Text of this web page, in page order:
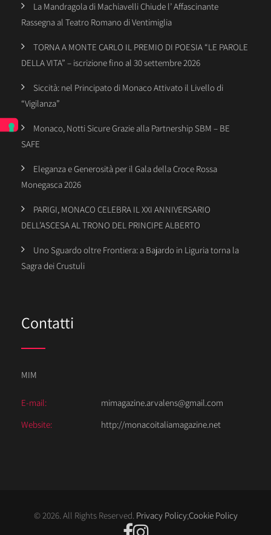
La Mandragola di Machiavelli Chiude l’ Affascinante
Rassegna al Teatro Romano di Ventimiglia
TORNA A MONTE CARLO IL PREMIO DI POESIA “LE PAROLE
DELLA VITA” – iscrizione fino al 30 settembre 2026
Siccità: nel Principato di Monaco Attivato il Livello di
“Vigilanza”
Monaco, Notti Sicure Grazie alla Partnership SBM – BE
SAFE
Eleganza e Generosità per il Gala della Croce Rossa
Monegasca 2026
PARIGI, MONACO CELEBRA IL XXI ANNIVERSARIO
DELL’ASCESA AL TRONO DEL PRINCIPE ALBERTO
Uno Sguardo oltre Frontiera: a Bajardo in Liguria torna la
Sagra dei Crustuli
Contatti
MIM
E-mail:
mimagazine.arvalens@gmail.com
Website:
http://monacoitaliamagazine.net
© 2026. All Rights Reserved. Privacy Policy;Cookie Policy